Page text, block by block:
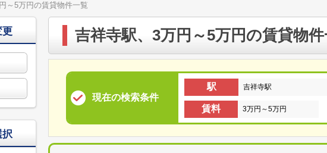
～5万円の賃貸物件一覧
吉祥寺駅、3万円～5万円の賃貸物
現在の検索条件
駅 吉祥寺駅
賃料 3万円～5万円
更
択